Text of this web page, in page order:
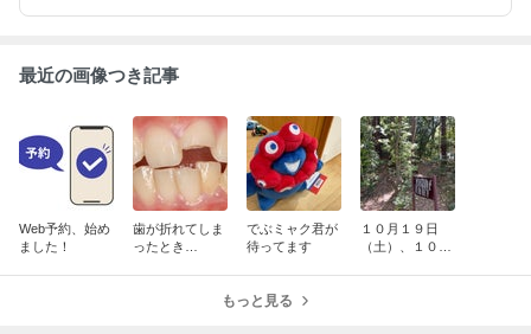
最近の画像つき記事
Web予約、始め
ました！
歯が折れてしま
ったとき…
でぶミャク君が
待ってます
１０月１９日
（土）、１０月
もっと見る